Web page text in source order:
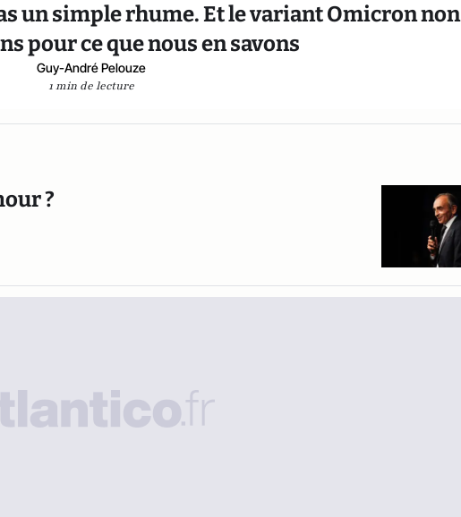
un simple rhume. Et le variant Omicron non
pour ce que nous en savons
Guy-André Pelouze
1 min de lecture
?